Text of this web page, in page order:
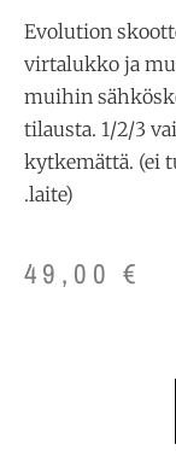
Evolution
virtalukko ja
muihin
tilausta. 1/2/3
kytkemättä. (ei
laite).
49,00€